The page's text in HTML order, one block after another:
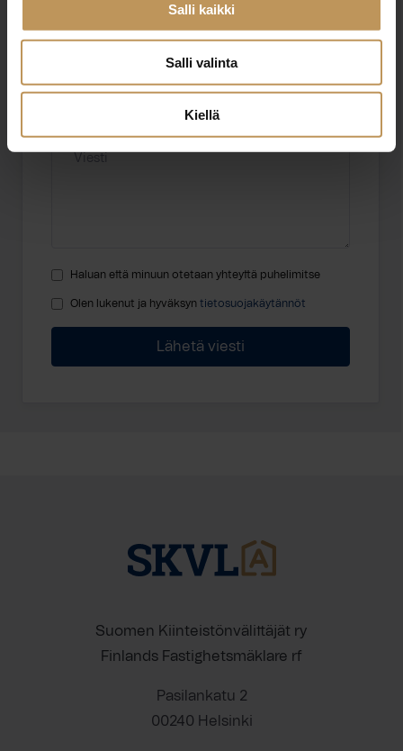
Salli kaikki
Salli valinta
Kiellä
Sähköposti*
Haluan että minuun otetaan yhteyttä puhelimitse
Olen lukenut ja hyväksyn tietosuojakäytännöt
Suomen Kiinteistönvälittäjät ry
Finlands Fastighetsmäklare rf
Pasilankatu 2
00240 Helsinki